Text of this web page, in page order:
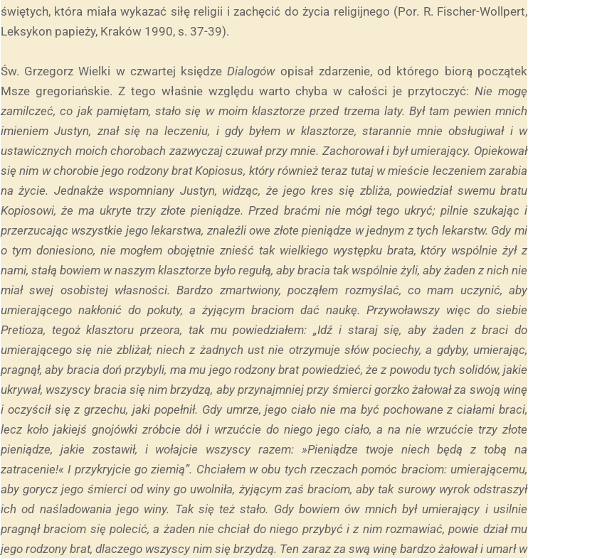
świętych, która miała wykazać siłę religii i zachęcić do życia religijnego (Por. R. Fischer-Wollpert,
Leksykon papieży, Kraków 1990, s. 37-39).
Św. Grzegorz Wielki w czwartej księdzeDialogów opisał zdarzenie, od którego biorą początek
Msze gregoriańskie. Z tego właśnie względu warto chyba w całości je przytoczyć:Nie mogę
zamilczeć, co jak pamiętam, stało się w moim klasztorze przed trzema laty. Był tam pewien mnich
imieniem Justyn, znał się na leczeniu, i gdy byłem w klasztorze, starannie mnie obsługiwał i w
ustawicznych moich chorobach zazwyczaj czuwał przy mnie. Zachorował i był umierający. Opiekował
się nim w chorobie jego rodzony brat Kopiosus, który również teraz tutaj w mieście leczeniem zarabia
na życie. Jednakże wspomniany Justyn, widząc, że jego kres się zbliża, powiedział swemu bratu
Kopiosowi, że ma ukryte trzy złote pieniądze. Przed braćmi nie mógł tego ukryć; pilnie szukając i
przerzucając wszystkie jego lekarstwa, znaleźli owe złote pieniądze w jednym z tych lekarstw. Gdy mi
o tym doniesiono, nie mogłem obojętnie znieść tak wielkiego występku brata, który wspólnie żył z
nami, stałą bowiem w naszym klasztorze było regułą, aby bracia tak wspólnie żyli, aby żaden z nich nie
miał swej osobistej własności. Bardzo zmartwiony, począłem rozmyślać, co mam uczynić, aby
umierającego nakłonić do pokuty, a żyjącym braciom dać naukę. Przywoławszy więc do siebie
Pretioza, tegoż klasztoru przeora, tak mu powiedziałem: „Idź i staraj się, aby żaden z braci do
umierającego się nie zbliżał; niech z żadnych ust nie otrzymuje słów pociechy, a gdyby, umierając,
pragnął, aby bracia doń przybyli, ma mu jego rodzony brat powiedzieć, że z powodu tych solidów, jakie
ukrywał, wszyscy bracia się nim brzydzą, aby przynajmniej przy śmierci gorzko żałował za swoją winę
i oczyścił się z grzechu, jaki popełnił. Gdy umrze, jego ciało nie ma być pochowane z ciałami braci,
lecz koło jakiejś gnojówki zróbcie dół i wrzućcie do niego jego ciało, a na nie wrzućcie trzy złote
pieniądze, jakie zostawił, i wołajcie wszyscy razem: »Pieniądze twoje niech będą z tobą na
zatracenie!« I przykryjcie go ziemią”. Chciałem w obu tych rzeczach pomóc braciom: umierającemu,
aby gorycz jego śmierci od winy go uwolniła, żyjącym zaś braciom, aby tak surowy wyrok odstraszył
ich od naśladowania jego winy. Tak się też stało. Gdy bowiem ów mnich był umierający i usilnie
pragnął braciom się polecić, a żaden nie chciał do niego przybyć i z nim rozmawiać, powie dział mu
jego rodzony brat, dlaczego wszyscy nim się brzydzą. Ten zaraz za swą winę bardzo żałował i umarł w